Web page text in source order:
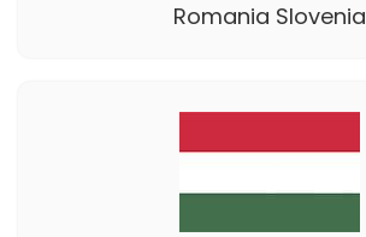
Romania Slovenia